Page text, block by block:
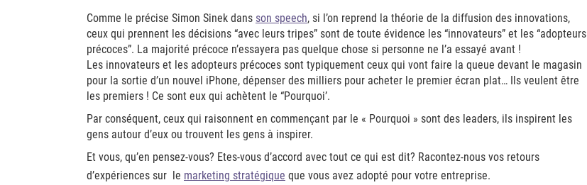
Comme le précise Simon Sinek dans son speech, si l’on reprend la théorie de la diffusion des innovations,
ceux qui prennent les décisions “avec leurs tripes” sont de toute évidence les “innovateurs” et les “adopteurs
précoces”. La majorité précoce n’essayera pas quelque chose si personne ne l’a essayé avant !
Les innovateurs et les adopteurs précoces sont typiquement ceux qui vont faire la queue devant le magasin
pour la sortie d’un nouvel iPhone, dépenser des milliers pour acheter le premier écran plat… Ils veulent être
les premiers ! Ce sont eux qui achètent le “Pourquoi’.
Par conséquent, ceux qui raisonnent en commençant par le « Pourquoi » sont des leaders, ils inspirent les
gens autour d’eux ou trouvent les gens à inspirer.
Et vous, qu’en pensez-vous? Etes-vous d’accord avec tout ce qui est dit? Racontez-nous vos retours
d’expériences sur le marketing stratégique que vous avez adopté pour votre entreprise.